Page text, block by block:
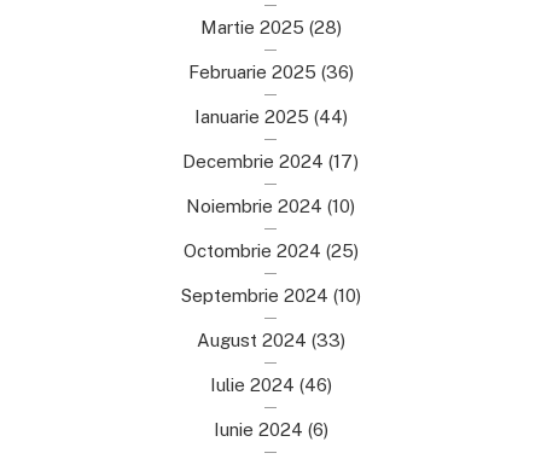
Martie 2025 (28)
Februarie 2025 (36)
Ianuarie 2025 (44)
Decembrie 2024 (17)
Noiembrie 2024 (10)
Octombrie 2024 (25)
Septembrie 2024 (10)
August 2024 (33)
Iulie 2024 (46)
Iunie 2024 (6)